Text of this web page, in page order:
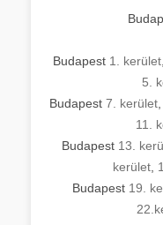
Budapest 1. kerület
5.
Budapest 7. kerület
11.
Budapest 13.
kerület,
Budapest 19.